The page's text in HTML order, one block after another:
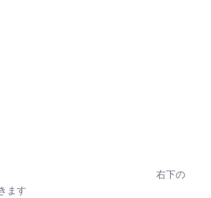
右下の
ます